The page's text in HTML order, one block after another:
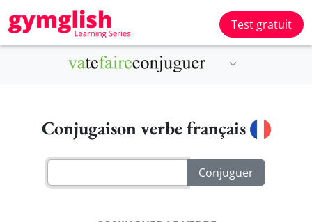
Test gratuit
Conjugaison verbe français